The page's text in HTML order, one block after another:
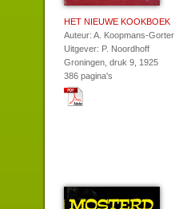
HET NIEUWE KOOKBOEK
Auteur: A. Koopmans-Gorter
Uitgever: P. Noordhoff
Groningen, druk 9, 1925
386 pagina's